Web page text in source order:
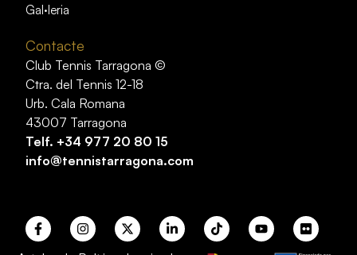
Gal·leria
Contacte
Club Tennis Tarragona ©
Ctra. del Tennis 12-18
Urb. Cala Romana
43007 Tarragona
Telf. +34 977 20 80 15
info@tennistarragona.com